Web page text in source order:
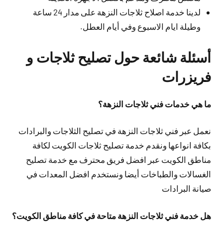
لدينا خدمة اصلاح ثلاجات النزهة على مدار 24 ساعة
وطيلة ايام الاسبوع وفي أيام العطل.
أسئلة شائعة حول تصليح ثلاجات و
فريزرات
ما هي خدمات فني ثلاجات النزهة؟
نعمل عبر فني ثلاجات النزهة في تصليح الثلاجات والبرادات
بكافة انواعها ونقدم خدمة تصليح ثلاجات الكويت لكافة
مناطق الكويت عبر افضل فريق محترف مع خدمة تصليح
الغسالات والطباخات أيضا ونستخدم افضل المعدات في
صيانة البرادات
هل خدمة فني ثلاجات النزهة متاحة في كافة مناطق الكويت؟